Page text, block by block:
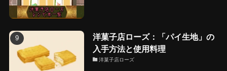
洋菓子店ローズ：「パイ生地」の
入手方法と使用料理
洋菓子店ローズ